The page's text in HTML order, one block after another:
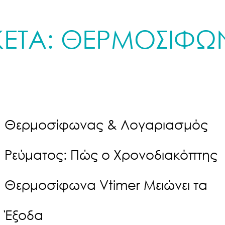
Θερμοσίφωνας & Λογαριασμός
Ρεύματος: Πώς ο Χρονοδιακόπτης
Θερμοσίφωνα Vtimer Μειώνει τα
Έξοδα